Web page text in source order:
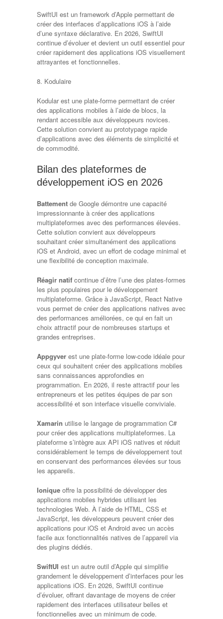
SwiftUI est un framework d’Apple permettant de
créer des interfaces d’applications iOS à l’aide
d’une syntaxe déclarative. En 2026, SwiftUI
continue d’évoluer et devient un outil essentiel pour
créer rapidement des applications iOS visuellement
attrayantes et fonctionnelles.
8. Kodulaire
Kodular est une plate-forme permettant de créer
des applications mobiles à l’aide de blocs, la
rendant accessible aux développeurs novices.
Cette solution convient au prototypage rapide
d’applications avec des éléments de simplicité et
de commodité.
Bilan des plateformes de
développement iOS en 2026
Battement de Google démontre une capacité
impressionnante à créer des applications
multiplateformes avec des performances élevées.
Cette solution convient aux développeurs
souhaitant créer simultanément des applications
iOS et Android, avec un effort de codage minimal et
une flexibilité de conception maximale.
Réagir natif continue d’être l’une des plates-formes
les plus populaires pour le développement
multiplateforme. Grâce à JavaScript, React Native
vous permet de créer des applications natives avec
des performances améliorées, ce qui en fait un
choix attractif pour de nombreuses startups et
grandes entreprises.
Appgyver est une plate-forme low-code idéale pour
ceux qui souhaitent créer des applications mobiles
sans connaissances approfondies en
programmation. En 2026, il reste attractif pour les
entrepreneurs et les petites équipes de par son
accessibilité et son interface visuelle conviviale.
Xamarin utilise le langage de programmation C#
pour créer des applications multiplateformes. La
plateforme s’intègre aux API iOS natives et réduit
considérablement le temps de développement tout
en conservant des performances élevées sur tous
les appareils.
Ionique offre la possibilité de développer des
applications mobiles hybrides utilisant les
technologies Web. À l’aide de HTML, CSS et
JavaScript, les développeurs peuvent créer des
applications pour iOS et Android avec un accès
facile aux fonctionnalités natives de l’appareil via
des plugins dédiés.
SwiftUI est un autre outil d’Apple qui simplifie
grandement le développement d’interfaces pour les
applications iOS. En 2026, SwiftUI continue
d’évoluer, offrant davantage de moyens de créer
rapidement des interfaces utilisateur belles et
fonctionnelles avec un minimum de code.